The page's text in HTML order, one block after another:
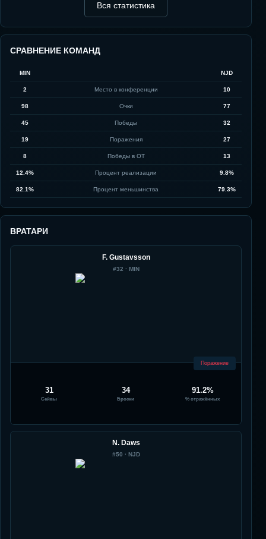
Вся статистика
СРАВНЕНИЕ КОМАНД
MIN NJD
2 Место в конференции 10
98 Очки 77
45 Победы 32
19 Поражения 27
8 Победы в ОТ 13
12.4% Процент реализации 9.8%
82.1% Процент меньшинства 79.3%
ВРАТАРИ
F. Gustavsson
#32 · MIN
Поражение
31
Сейвы
34
Броски
91.2%
% отражённых
N. Daws
#50 · NJD